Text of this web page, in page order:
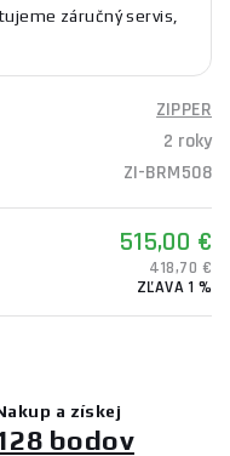
záručný servis,
ZIPPER
2 roky
ZI-BRM508
515,00 €
418,70 €
ZĽAVA 1 %
a získej
bodov